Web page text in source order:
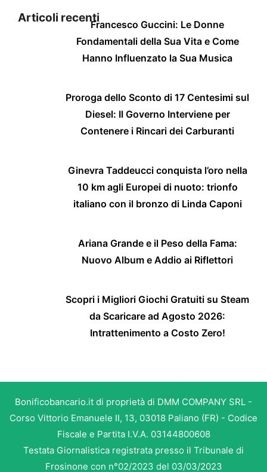
Articoli recentiFrancesco Guccini: Le Donne
Fondamentali della Sua Vita e Come
Hanno Influenzato la Sua Musica
Proroga dello Sconto di 17 Centesimi sul
Diesel: Il Governo Interviene per
Contenere i Rincari dei Carburanti
Ginevra Taddeucci conquista l’oro nella
10 km agli Europei di nuoto: trionfo
italiano con il bronzo di Linda Caponi
Ariana Grande e il Peso della Fama:
Nuovo Album e Addio ai Riflettori
Scopri i Migliori Giochi Gratuiti su Steam
da Scaricare ad Agosto 2026:
Intrattenimento a Costo Zero!
Bonificobancario.it di proprietà di DMM COMPANY SRL -
Corso Vittorio Emanuele II, 13, 03018 Paliano (FR) - Codice
Fiscale e Partita I.V.A. 03144800608
Testata Giornalistica registrata presso il Tribunale di
Frosinone con n°02/2023 del 03/03/2023